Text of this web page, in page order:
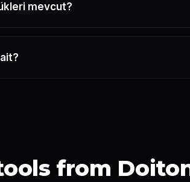
mevcut?
from